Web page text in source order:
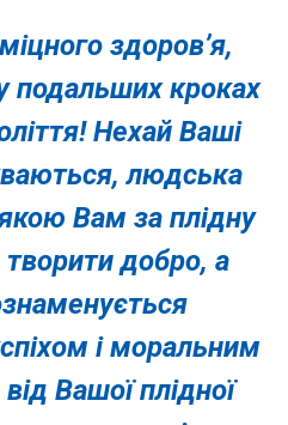
здоров’я,
подальших кроках
Нехай Ваші
людська
Вам за плідну
добро, а
і моральним
Вашої плідної